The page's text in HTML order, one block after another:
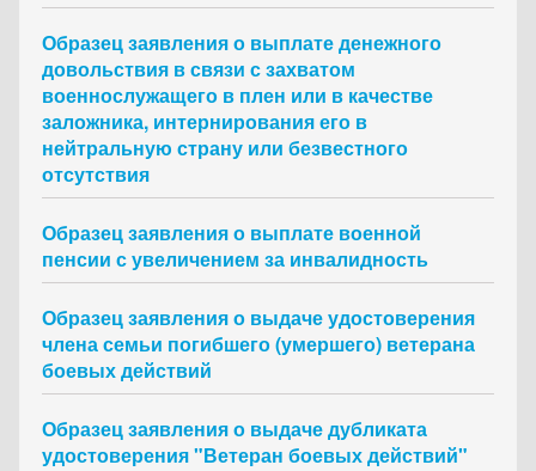
Образец заявления о выплате денежного
довольствия в связи с захватом
военнослужащего в плен или в качестве
заложника, интернирования его в
нейтральную страну или безвестного
отсутствия
Образец заявления о выплате военной
пенсии с увеличением за инвалидность
Образец заявления о выдаче удостоверения
члена семьи погибшего (умершего) ветерана
боевых действий
Образец заявления о выдаче дубликата
удостоверения "Ветеран боевых действий"